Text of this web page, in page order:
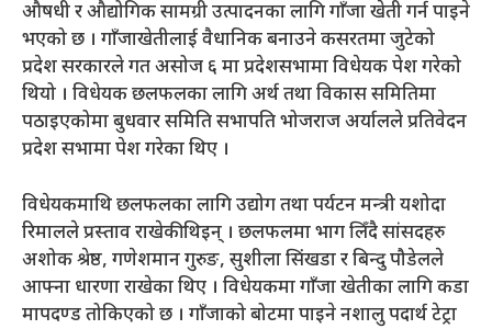
औषधी र औद्योगिक सामग्री उत्पादनका लागि गाँजा खेती गर्न पाइने
भएको छ । गाँजाखेतीलाई वैधानिक बनाउने कसरतमा जुटेको
प्रदेश सरकारले गत असोज ६ मा प्रदेशसभामा विधेयक पेश गरेको
थियो । विधेयक छलफलका लागि अर्थ तथा विकास समितिमा
पठाइएकोमा बुधवार समिति सभापति भोजराज अर्यालले प्रतिवेदन
प्रदेश सभामा पेश गरेका थिए ।
विधेयकमाथि छलफलका लागि उद्योग तथा पर्यटन मन्त्री यशोदा
रिमालले प्रस्ताव राखेकी थिइन् । छलफलमा भाग लिँदै सांसदहरु
अशोक श्रेष्ठ, गणेशमान गुरुङ, सुशीला सिंखडा र बिन्दु पौडेलले
आफ्ना धारणा राखेका थिए । विधेयकमा गाँजा खेतीका लागि कडा
मापदण्ड तोकिएको छ । गाँजाको बोटमा पाइने नशालु पदार्थ टेट्रा